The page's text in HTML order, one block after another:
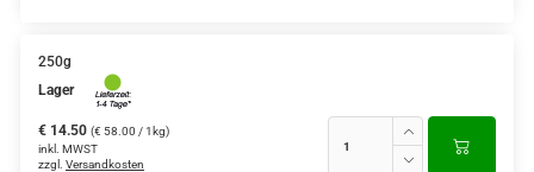
Yogi - und Beuteltee
Aromatisierter Grüntee
Aromatisierter Schwarztee
250g
Lager
€ 14.50 (€ 58.00 / 1kg)
inkl. MWST
zzgl. Versandkosten